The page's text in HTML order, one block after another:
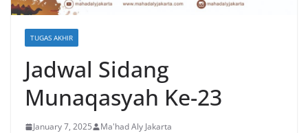
TUGAS AKHIR
Jadwal Sidang
Munaqasyah Ke-23
January 7, 2025 Ma'had Aly Jakarta